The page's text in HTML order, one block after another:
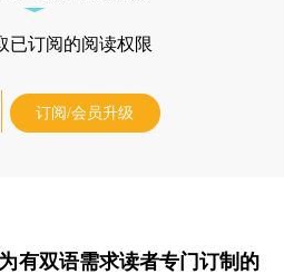
已订阅的阅读权限
订阅/会员升级
有双语需求读者专门订制的